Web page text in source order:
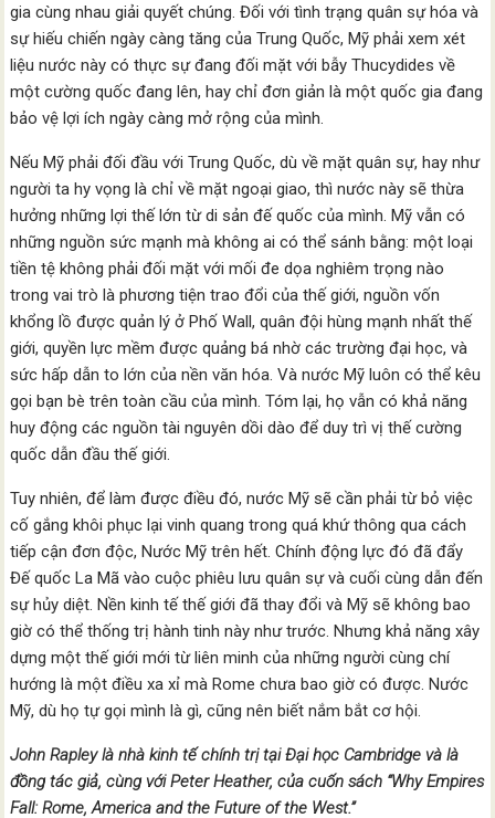
gia cùng nhau giải quyết chúng. Đối với tình trạng quân sự hóa và
sự hiếu chiến ngày càng tăng của Trung Quốc, Mỹ phải xem xét
liệu nước này có thực sự đang đối mặt với bẫy Thucydides về
một cường quốc đang lên, hay chỉ đơn giản là một quốc gia đang
bảo vệ lợi ích ngày càng mở rộng của mình.
Nếu Mỹ phải đối đầu với Trung Quốc, dù về mặt quân sự, hay như
người ta hy vọng là chỉ về mặt ngoại giao, thì nước này sẽ thừa
hưởng những lợi thế lớn từ di sản đế quốc của mình. Mỹ vẫn có
những nguồn sức mạnh mà không ai có thể sánh bằng: một loại
tiền tệ không phải đối mặt với mối đe dọa nghiêm trọng nào
trong vai trò là phương tiện trao đổi của thế giới, nguồn vốn
khổng lồ được quản lý ở Phố Wall, quân đội hùng mạnh nhất thế
giới, quyền lực mềm được quảng bá nhờ các trường đại học, và
sức hấp dẫn to lớn của nền văn hóa. Và nước Mỹ luôn có thể kêu
gọi bạn bè trên toàn cầu của mình. Tóm lại, họ vẫn có khả năng
huy động các nguồn tài nguyên dồi dào để duy trì vị thế cường
quốc dẫn đầu thế giới.
Tuy nhiên, để làm được điều đó, nước Mỹ sẽ cần phải từ bỏ việc
cố gắng khôi phục lại vinh quang trong quá khứ thông qua cách
tiếp cận đơn độc, Nước Mỹ trên hết. Chính động lực đó đã đẩy
Đế quốc La Mã vào cuộc phiêu lưu quân sự và cuối cùng dẫn đến
sự hủy diệt. Nền kinh tế thế giới đã thay đổi và Mỹ sẽ không bao
giờ có thể thống trị hành tinh này như trước. Nhưng khả năng xây
dựng một thế giới mới từ liên minh của những người cùng chí
hướng là một điều xa xỉ mà Rome chưa bao giờ có được. Nước
Mỹ, dù họ tự gọi mình là gì, cũng nên biết nắm bắt cơ hội.
John Rapley là nhà kinh tế chính trị tại Đại học Cambridge và là
đồng tác giả, cùng với Peter Heather, của cuốn sách “Why Empires
Fall: Rome, America and the Future of the West.”